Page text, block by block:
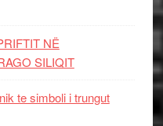
NË
SILIQIT
te simboli i trungut